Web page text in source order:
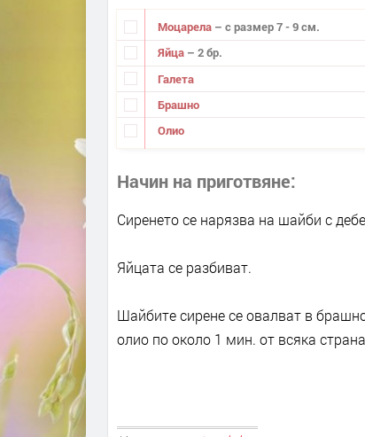
Моцарела – с размер 7 - 9 см.
Яйца – 2 бр.
Галета
Брашно
Олио
Начин на приготвяне
Сиренето се нарязва на шайби с
Яйцата се разбиват.
Шайбите сирене се овалват в
олио по около 1 мин. от всяка